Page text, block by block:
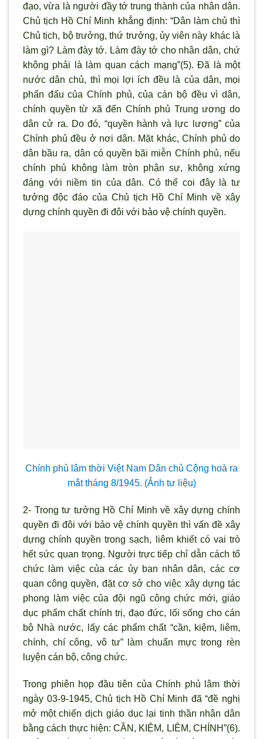
đạo, vừa là người đầy tớ trung thành của nhân dân.
Chủ tịch Hồ Chí Minh khẳng định: “Dân làm chủ thì
Chủ tịch, bộ trưởng, thứ trưởng, ủy viên này khác là
làm gì? Làm đày tớ. Làm đày tớ cho nhân dân, chứ
không phải là làm quan cách mạng”(5). Đã là một
nước dân chủ, thì mọi lợi ích đều là của dân, mọi
phấn đấu của Chính phủ, của cán bộ đều vì dân,
chính quyền từ xã đến Chính phủ Trung ương do
dân cử ra. Do đó, “quyền hành và lực lượng” của
Chính phủ đều ở nơi dân. Mặt khác, Chính phủ do
dân bầu ra, dân có quyền bãi miễn Chính phủ, nếu
chính phủ không làm tròn phận sự, không xứng
đáng với niềm tin của dân. Có thể coi đây là tư
tưởng độc đáo của Chủ tịch Hồ Chí Minh về xây
dựng chính quyền đi đôi với bảo vệ chính quyền.
Chính phủ lâm thời Việt Nam Dân chủ Cộng hoà ra
mắt tháng 8/1945. (Ảnh tư liệu)
2- Trong tư tưởng Hồ Chí Minh về xây dựng chính
quyền đi đôi với bảo vệ chính quyền thì vấn đề xây
dựng chính quyền trong sạch, liêm khiết có vai trò
hết sức quan trọng. Người trực tiếp chỉ dẫn cách tổ
chức làm việc của các ủy ban nhân dân, các cơ
quan công quyền, đặt cơ sở cho việc xây dựng tác
phong làm việc của đội ngũ công chức mới, giáo
dục phẩm chất chính trị, đạo đức, lối sống cho cán
bộ Nhà nước, lấy các phẩm chất “cần, kiệm, liêm,
chính, chí công, vô tư” làm chuẩn mực trong rèn
luyện cán bộ, công chức.
Trong phiên họp đầu tiên của Chính phủ lâm thời
ngày 03-9-1945, Chủ tịch Hồ Chí Minh đã “đề nghị
mở một chiến dịch giáo dục lại tinh thần nhân dân
bằng cách thực hiện: CẦN, KIỆM, LIÊM, CHÍNH”(6).